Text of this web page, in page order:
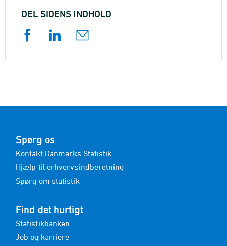
DEL SIDENS INDHOLD
Spørg os
Kontakt Danmarks Statistik
Hjælp til erhvervsindberetning
Spørg om statistik
Find det hurtigt
Statistikbanken
Job og karriere